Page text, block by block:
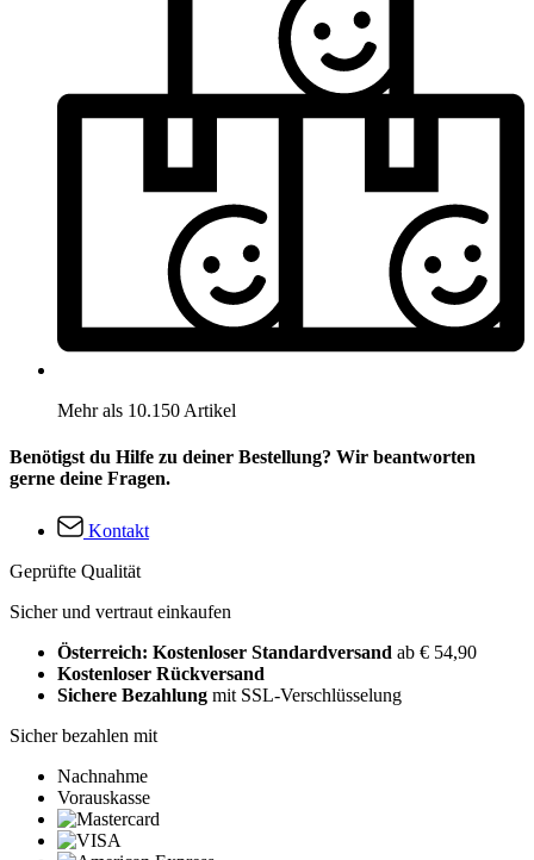
Mehr als 10.150 Artikel
Benötigst du Hilfe zu deiner Bestellung? Wir beantworten
gerne deine Fragen.
Kontakt
Geprüfte Qualität
Sicher und vertraut einkaufen
Österreich: Kostenloser Standardversand ab € 54,90
Kostenloser Rückversand
Sichere Bezahlung mit SSL-Verschlüsselung
Sicher bezahlen mit
Nachnahme
Vorauskasse